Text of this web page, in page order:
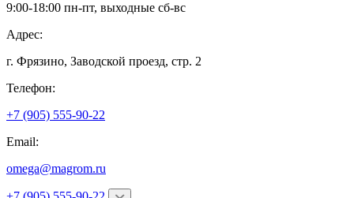
9:00-18:00 пн-пт, выходные сб-вс
Адрес:
г. Фрязино, Заводской проезд, стр. 2
Телефон:
+7 (905) 555-90-22
Email:
omega@magrom.ru